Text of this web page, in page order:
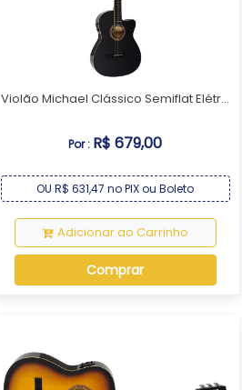
Violão Michael Clássico Semiflat Elétr...
Por : R$ 679,00
OU R$ 631,47 no PIX ou Boleto
Adicionar ao Carrinho
Comprar